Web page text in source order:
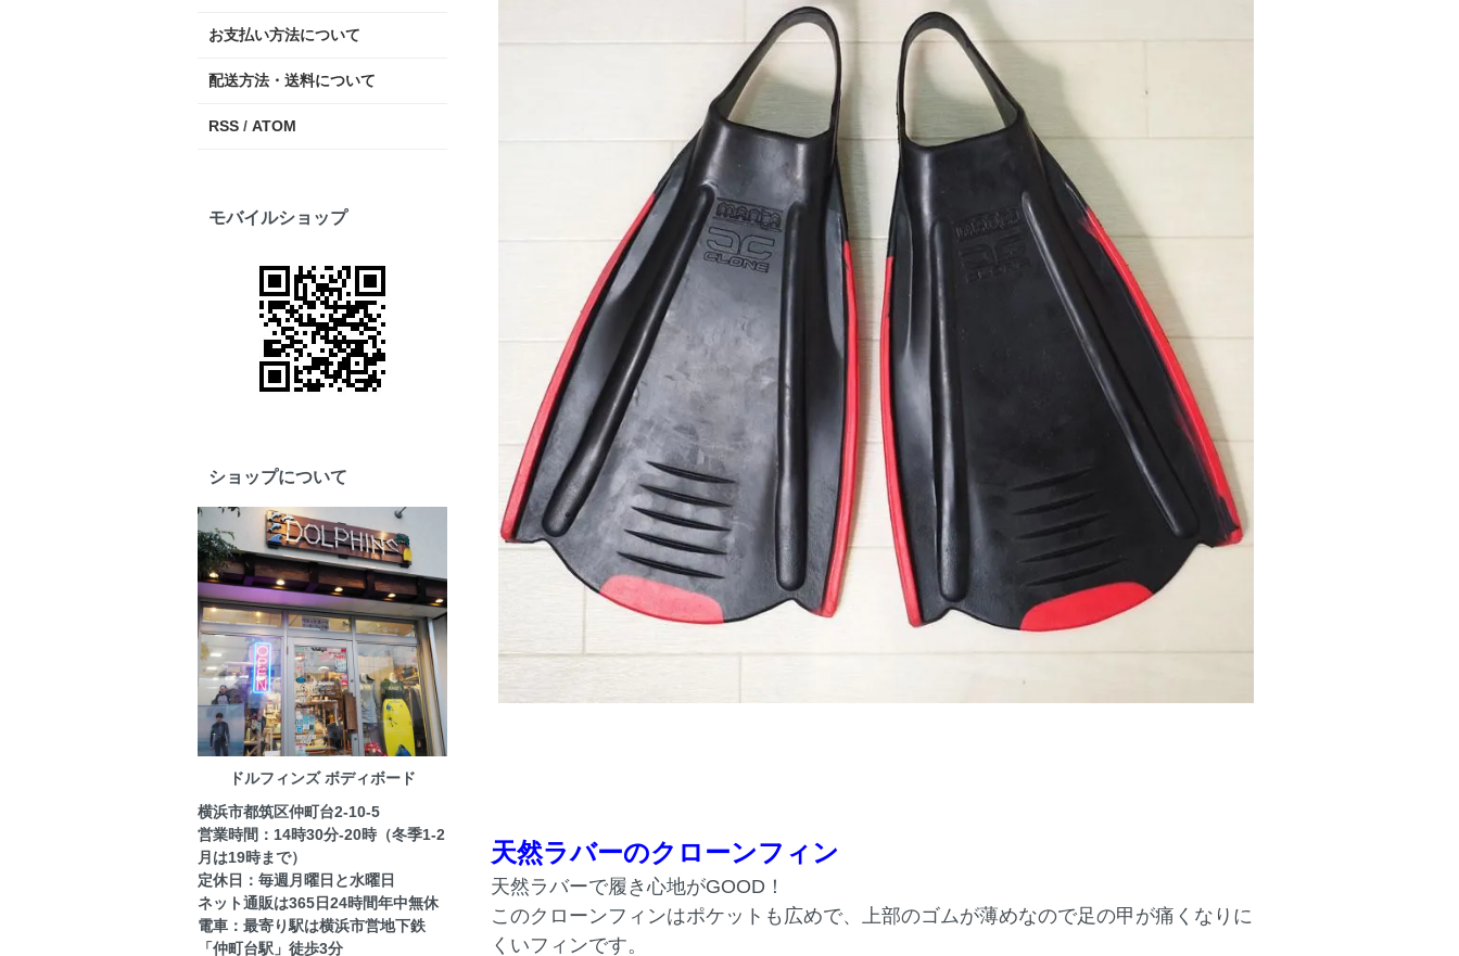
天然ラバーのクローンフィン
天然ラバーで履き心地がGOOD！
このクローンフィンはポケットも広めで、上部のゴムが薄めなので足の甲が痛くなりに
くいフィンです。
お支払い方法について
配送方法・送料について
RSS / ATOM
モバイルショップ
ショップについて
ドルフィンズ ボディボード
横浜市都筑区仲町台2-10-5
営業時間：14時30分-20時（冬季1-2
月は19時まで）
定休日：毎週月曜日と水曜日
ネット通販は365日24時間年中無休
電車：最寄り駅は横浜市営地下鉄
「仲町台駅」徒歩3分